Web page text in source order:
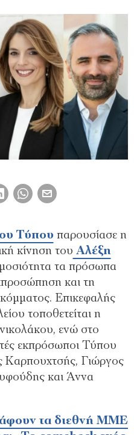
Τύπου παρουσίασε η
κίνηση του Αλέξη
τα πρόσωπα
και τη
Επικεφαλής
τοποθετείται η
ενώ στο
εκπρόσωποι Τύπου
Καρπουχτσής, Γιώργος
και Άννα
τα διεθνή ΜΜΕ